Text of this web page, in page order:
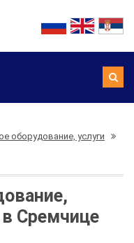
оборудование, услуги
Сремчице